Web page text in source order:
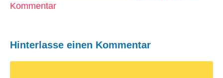
Kommentar
Hinterlasse einen Kommentar